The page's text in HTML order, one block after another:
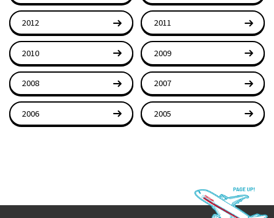
2012 2011
2010 2009
2008 2007
2006 2005